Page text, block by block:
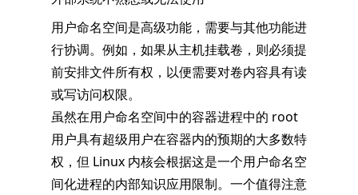
用户命名空间是高级功能，需要与其他功能进
行协调。例如，如果从主机挂载卷，则必须提
前安排文件所有权，以便需要对卷内容具有读
或写访问权限。
虽然在用户命名空间中的容器进程中的 root
用户具有超级用户在容器内的预期的大多数特
权，但 Linux 内核会根据这是一个用户命名空
间化进程的内部知识应用限制。一个值得注意